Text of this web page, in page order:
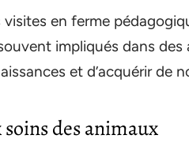
en ferme
impliqués dans
et d’acquérir de
des animaux